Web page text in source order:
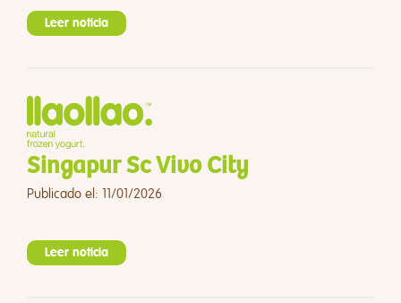
Leer noticia
Singapur Sc Vivo City
Publicado el: 11/01/2026
Leer noticia